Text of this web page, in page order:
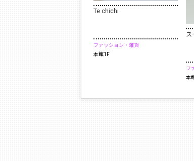
Te chichi
ファッション・雑貨
本館1F
ス
フ
本